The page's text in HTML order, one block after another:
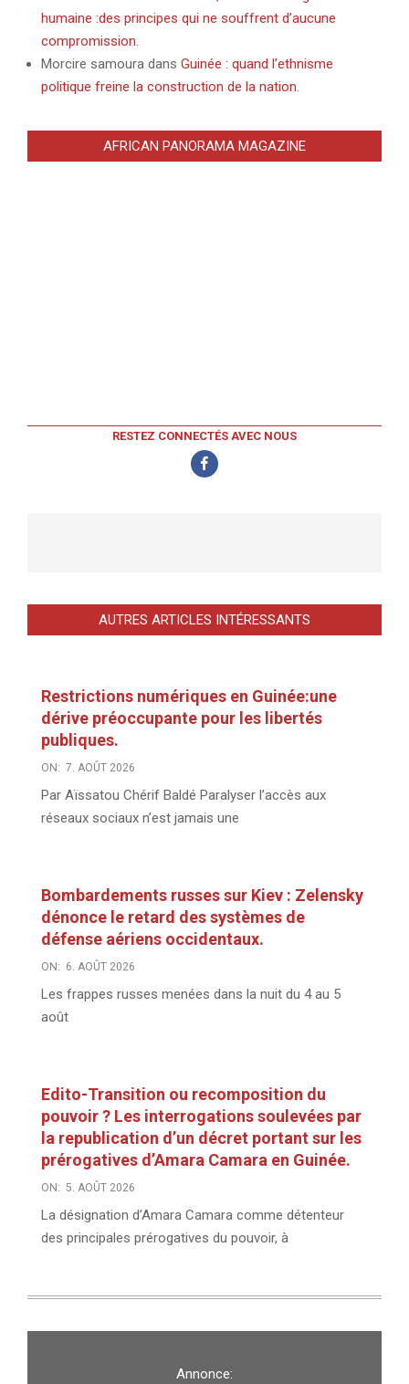
humaine :des principes qui ne souffrent d’aucune
compromission.
Morcire samoura dans Guinée : quand l’ethnisme
politique freine la construction de la nation.
AFRICAN PANORAMA MAGAZINE
RESTEZ CONNECTÉS AVEC NOUS
AUTRES ARTICLES INTÉRESSANTS
Restrictions numériques en Guinée:une
dérive préoccupante pour les libertés
publiques.
ON: 7. AOÛT 2026
Par Aïssatou Chérif Baldé Paralyser l’accès aux
réseaux sociaux n’est jamais une
Bombardements russes sur Kiev : Zelensky
dénonce le retard des systèmes de
défense aériens occidentaux.
ON: 6. AOÛT 2026
Les frappes russes menées dans la nuit du 4 au 5
août
Edito-Transition ou recomposition du
pouvoir ? Les interrogations soulevées par
la republication d’un décret portant sur les
prérogatives d’Amara Camara en Guinée.
ON: 5. AOÛT 2026
La désignation d’Amara Camara comme détenteur
des principales prérogatives du pouvoir, à
Annonce: